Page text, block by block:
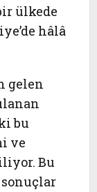
ülkede
hâlâ
gelen
bu
ve
Bu